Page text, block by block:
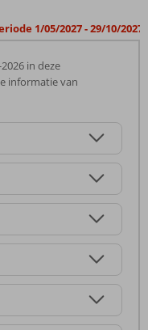
1/05/2027 - 29/10/2027
in deze
informatie van